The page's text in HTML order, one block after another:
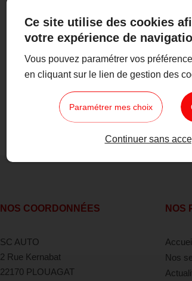
NOS COORDONNÉES
SC AUTO
2 Rue Kernabat
22170 PLOUAGAT
NOS
Nos
Ce site utilise des cookies
votre expérience de
Vous pouvez paramétrer vos
en cliquant sur le lien de gestion des
Paramétrer mes choix
Continuer sans